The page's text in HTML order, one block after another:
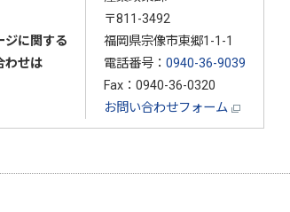
ジに関する
わせは
〒811-3492
福岡県宗像市東郷1-1-1
電話番号： 0940-36-9039
Fax：0940-36-0320
お問い合わせフォーム